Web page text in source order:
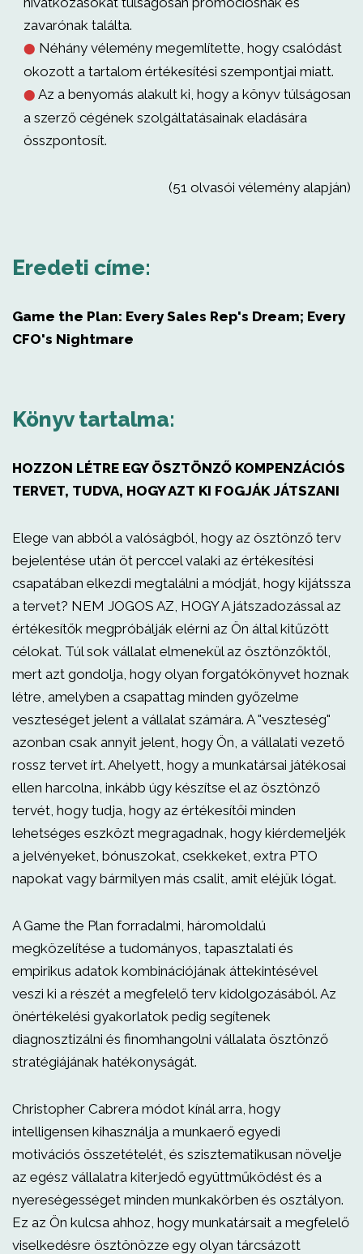
zavarónak találta.
⬤ Néhány vélemény megemlítette, hogy csalódást
okozott a tartalom értékesítési szempontjai miatt.
⬤ Az a benyomás alakult ki, hogy a könyv túlságosan
a szerző cégének szolgáltatásainak eladására
összpontosít.
(51 olvasói vélemény alapján)
Eredeti címe:
Game the Plan: Every Sales Rep's Dream; Every
CFO's Nightmare
Könyv tartalma:
HOZZON LÉTRE EGY ÖSZTÖNZŐ KOMPENZÁCIÓS
TERVET, TUDVA, HOGY AZT KI FOGJÁK JÁTSZANI
Elege van abból a valóságból, hogy az ösztönző terv
bejelentése után öt perccel valaki az értékesítési
csapatában elkezdi megtalálni a módját, hogy kijátssza
a tervet? NEM JOGOS AZ, HOGY A játszadozással az
értékesítők megpróbálják elérni az Ön által kitűzött
célokat. Túl sok vállalat elmenekül az ösztönzőktől,
mert azt gondolja, hogy olyan forgatókönyvet hoznak
létre, amelyben a csapattag minden győzelme
veszteséget jelent a vállalat számára. A "veszteség"
azonban csak annyit jelent, hogy Ön, a vállalati vezető
rossz tervet írt. Ahelyett, hogy a munkatársai játékosai
ellen harcolna, inkább úgy készítse el az ösztönző
tervét, hogy tudja, hogy az értékesítői minden
lehetséges eszközt megragadnak, hogy kiérdemeljék
a jelvényeket, bónuszokat, csekkeket, extra PTO
napokat vagy bármilyen más csalit, amit eléjük lógat.
A Game the Plan forradalmi, háromoldalú
megközelítése a tudományos, tapasztalati és
empirikus adatok kombinációjának áttekintésével
veszi ki a részét a megfelelő terv kidolgozásából. Az
önértékelési gyakorlatok pedig segítenek
diagnosztizálni és finomhangolni vállalata ösztönző
stratégiájának hatékonyságát.
Christopher Cabrera módot kínál arra, hogy
intelligensen kihasználja a munkaerő egyedi
motivációs összetételét, és szisztematikusan növelje
az egész vállalatra kiterjedő együttműködést és a
nyereségességet minden munkakörben és osztályon.
Ez az Ön kulcsa ahhoz, hogy munkatársait a megfelelő
viselkedésre ösztönözze egy olyan tárcsázott